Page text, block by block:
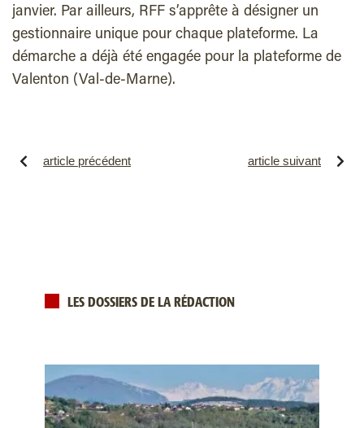
janvier. Par ailleurs, RFF s’apprête à désigner un
gestionnaire unique pour chaque plateforme. La
démarche a déjà été engagée pour la plateforme de
Valenton (Val-de-Marne).
article précédent article suivant
LES DOSSIERS DE LA RÉDACTION